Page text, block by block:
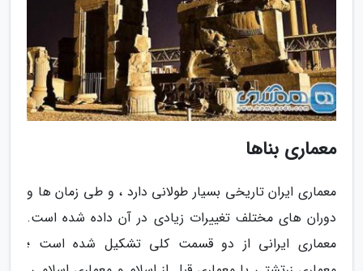
معماری بناها
معماری ایران تاریخی بسیار طولانی دارد ، و طی زمان ها و
دوران های مختلف تغییرات زیادی در آن داده شده است.
معماری ایرانی از دو قسمت کلی تشکیل شده است ؛